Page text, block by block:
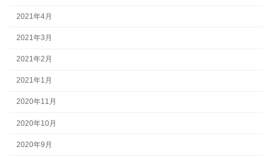
2021年4月
2021年3月
2021年2月
2021年1月
2020年11月
2020年10月
2020年9月